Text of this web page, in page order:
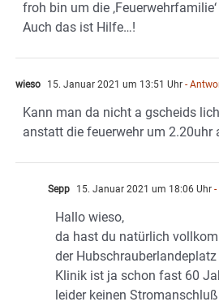
froh bin um die
Auch das ist Hilfe…!
wieso 15. Januar 2021 um 13:51 Uhr -
Kann man da nicht a gscheids
anstatt die feuerwehr um 2.20uhr
Sepp 15. Januar 2021 um 18:06 Uhr -
Hallo wieso,
da hast du natürlich
der Hubschrauberlandeplatz
Klinik ist ja schon fast 60
leider keinen